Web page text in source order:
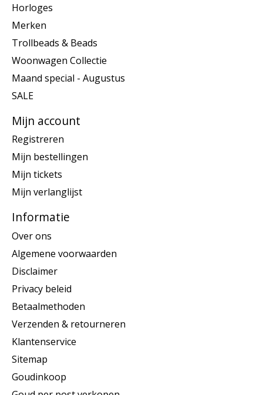
Horloges
Merken
Trollbeads & Beads
Woonwagen Collectie
Maand special - Augustus
SALE
Mijn account
Registreren
Mijn bestellingen
Mijn tickets
Mijn verlanglijst
Informatie
Over ons
Algemene voorwaarden
Disclaimer
Privacy beleid
Betaalmethoden
Verzenden & retourneren
Klantenservice
Sitemap
Goudinkoop